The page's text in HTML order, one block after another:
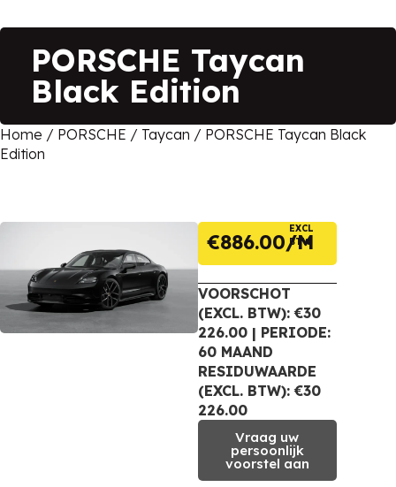
PORSCHE Taycan
Black Edition
Home / PORSCHE / Taycan / PORSCHE Taycan Black
Edition
€886.00
EXCL
BTW
VOORSCHOT
(EXCL. BTW): €30
226.00 | PERIODE:
60 MAAND
RESIDUWAARDE
(EXCL. BTW): €30
226.00
Vraag uw
persoonlijk
voorstel aan